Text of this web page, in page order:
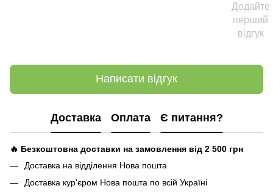
Додайте
перший
відгук
Написати відгук
Доставка Оплата Є питання?
🔥 Безкоштовна доставки на замовлення від 2 500 грн
Доставка на відділення Нова пошта
Доставка кур'єром Нова пошта по всій Україні